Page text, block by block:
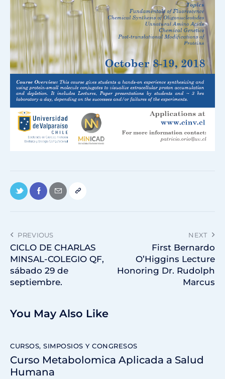
PREVIOUS
CICLO DE CHARLAS
MINSAL-COLEGIO QF,
sábado 29 de
septiembre.
NEXT
First Bernardo
O’Higgins Lecture
Honoring Dr. Rudolph
Marcus
You May Also Like
CURSOS, SIMPOSIOS Y CONGRESOS
Curso Metabolomica Aplicada a Salud
Humana